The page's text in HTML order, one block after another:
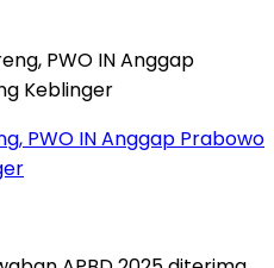
PWO IN Anggap Prabowo